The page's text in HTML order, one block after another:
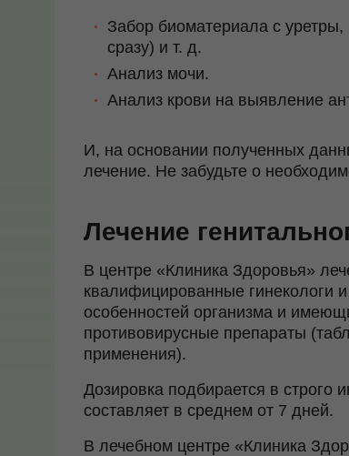
Забор биоматериала с уретры,
сразу) и т. д.
Анализ мочи.
Анализ крови на выявление
И, на основании полученных
лечение. Не забудьте о
Лечение
В центре «Клиника Здоровья»
квалифицированные гинекологи
особенностей организма и
противовирусные препараты
применения).
Дозировка подбирается в строго
составляет в среднем от 7 дней.
В лечебном центре «Клиника